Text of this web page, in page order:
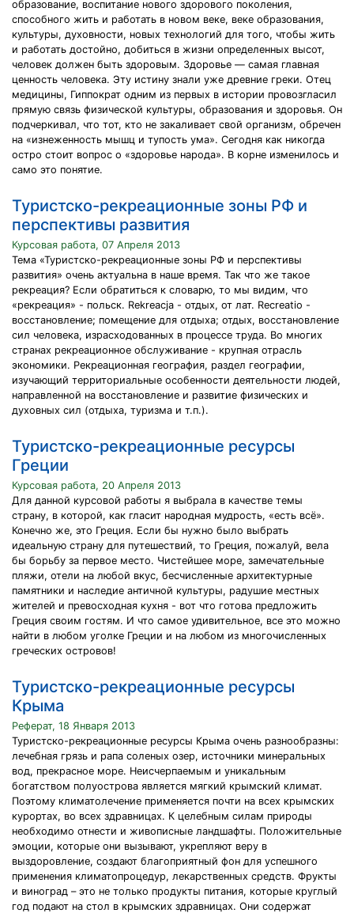
образование, воспитание нового здорового поколения,
способного жить и работать в новом веке, веке образования,
культуры, духовности, новых технологий для того, чтобы жить
и работать достойно, добиться в жизни определенных высот,
человек должен быть здоровым. Здоровье — самая главная
ценность человека. Эту истину знали уже древние греки. Отец
медицины, Гиппократ одним из первых в истории провозгласил
прямую связь физической культуры, образования и здоровья. Он
подчеркивал, что тот, кто не закаливает свой организм, обречен
на «изнеженность мышц и тупость ума». Сегодня как никогда
остро стоит вопрос о «здоровье народа». В корне изменилось и
само это понятие.
Туристско-рекреационные зоны РФ и
перспективы развития
Курсовая работа, 07 Апреля 2013
Тема «Туристско-рекреационные зоны РФ и перспективы
развития» очень актуальна в наше время. Так что же такое
рекреация? Если обратиться к словарю, то мы видим, что
«рекреация» - польск. Rekreacja - отдых, от лат. Recreatio -
восстановление; помещение для отдыха; отдых, восстановление
сил человека, израсходованных в процессе труда. Во многих
странах рекреационное обслуживание - крупная отрасль
экономики. Рекреационная география, раздел географии,
изучающий территориальные особенности деятельности людей,
направленной на восстановление и развитие физических и
духовных сил (отдыха, туризма и т.п.).
Туристско-рекреационные ресурсы
Греции
Курсовая работа, 20 Апреля 2013
Для данной курсовой работы я выбрала в качестве темы
страну, в которой, как гласит народная мудрость, «есть всё».
Конечно же, это Греция. Если бы нужно было выбрать
идеальную страну для путешествий, то Греция, пожалуй, вела
бы борьбу за первое место. Чистейшее море, замечательные
пляжи, отели на любой вкус, бесчисленные архитектурные
памятники и наследие античной культуры, радушие местных
жителей и превосходная кухня - вот что готова предложить
Греция своим гостям. И что самое удивительное, все это можно
найти в любом уголке Греции и на любом из многочисленных
греческих островов!
Туристско-рекреационные ресурсы
Крыма
Реферат, 18 Января 2013
Туристско-рекреационные ресурсы Крыма очень разнообразны:
лечебная грязь и рапа соленых озер, источники минеральных
вод, прекрасное море. Неисчерпаемым и уникальным
богатством полуострова является мягкий крымский климат.
Поэтому климатолечение применяется почти на всех крымских
курортах, во всех здравницах. К целебным силам природы
необходимо отнести и живописные ландшафты. Положительные
эмоции, которые они вызывают, укрепляют веру в
выздоровление, создают благоприятный фон для успешного
применения климатопроцедур, лекарственных средств. Фрукты
и виноград – это не только продукты питания, которые круглый
год подают на стол в крымских здравницах. Они содержат